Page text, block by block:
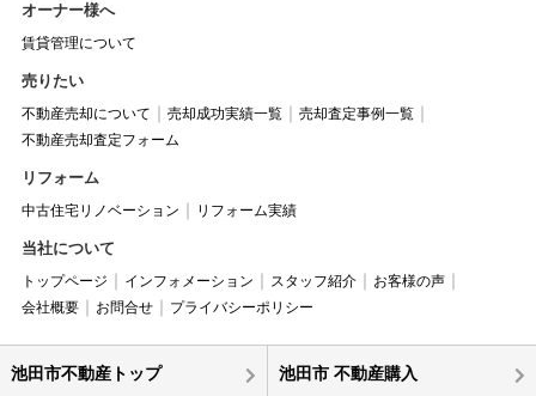
オーナー様へ
賃貸管理について
売りたい
不動産売却について 売却成功実績一覧
売却査定事例一覧
不動産売却査定フォーム
リフォーム
中古住宅リノベーション リフォーム実績
当社について
トップページ インフォメーション スタッフ紹介
お客様の声
会社概要
お問合せ プライバシーポリシー
池田市不動産トップ 池田市 不動産購入